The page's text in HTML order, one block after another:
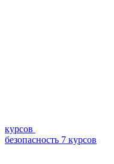
курсов
безопасность 7 курсов